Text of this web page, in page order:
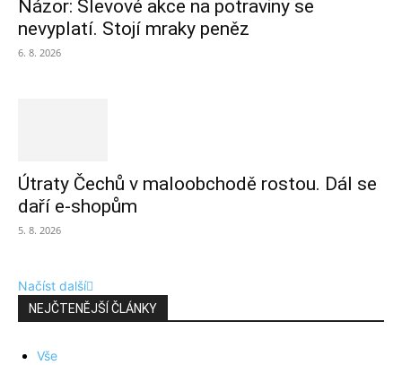
Názor: Slevové akce na potraviny se
nevyplatí. Stojí mraky peněz
6. 8. 2026
Útraty Čechů v maloobchodě rostou. Dál se
daří e-shopům
5. 8. 2026
Načíst další
NEJČTENĚJŠÍ ČLÁNKY
Vše